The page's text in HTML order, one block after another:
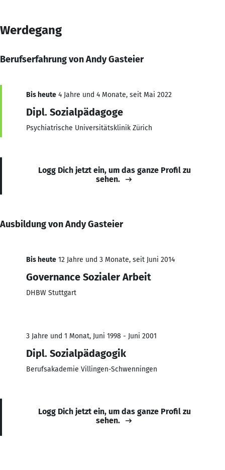
Werdegang
Berufserfahrung von Andy Gasteier
Bis heute 4 Jahre und 4 Monate, seit Mai 2022
Dipl. Sozialpädagoge
Psychiatrische Universitätsklinik Zürich
Logg Dich jetzt ein, um das ganze Profil zu
sehen.
Ausbildung von Andy Gasteier
Bis heute 12 Jahre und 3 Monate, seit Juni 2014
Governance Sozialer Arbeit
DHBW Stuttgart
3 Jahre und 1 Monat, Juni 1998 - Juni 2001
Dipl. Sozialpädagogik
Berufsakademie Villingen-Schwenningen
Logg Dich jetzt ein, um das ganze Profil zu
sehen.